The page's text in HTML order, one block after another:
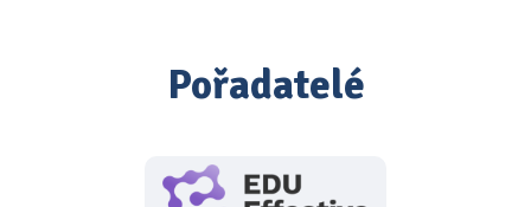
Pořadatelé